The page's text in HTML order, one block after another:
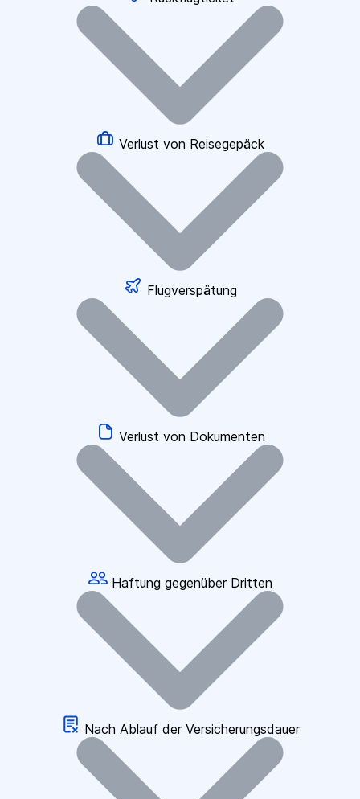
Verlust von Reisegepäck
Flugverspätung
Verlust von Dokumenten
Haftung gegenüber Dritten
Nach Ablauf der Versicherungsdauer